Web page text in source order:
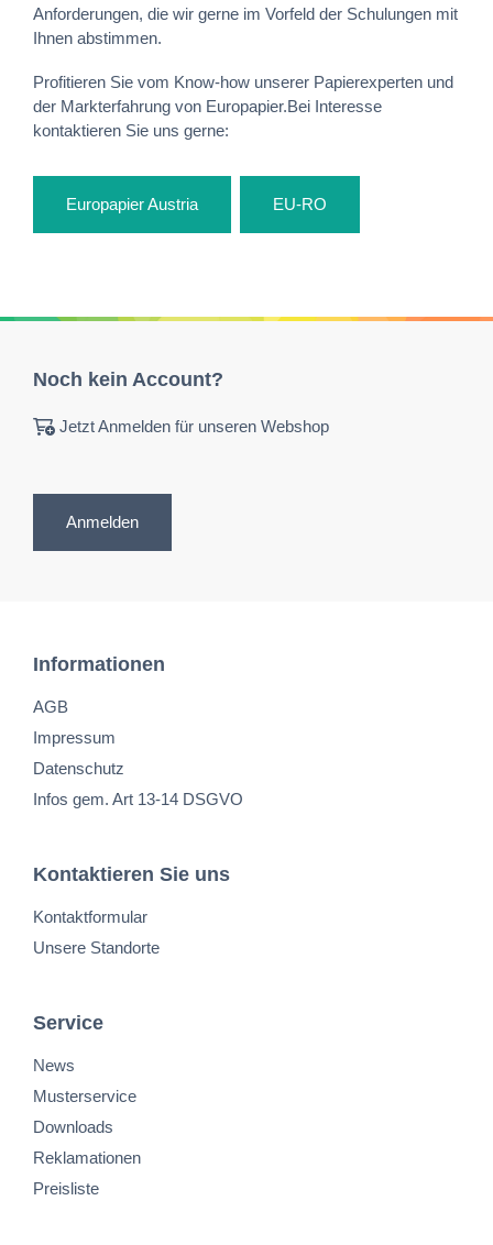
Anforderungen, die wir gerne im Vorfeld der Schulungen mit
Ihnen abstimmen.
Profitieren Sie vom Know-how unserer Papierexperten und
der Markterfahrung von Europapier.Bei Interesse
kontaktieren Sie uns gerne:
Europapier Austria EU-RO
Noch kein Account?
Jetzt Anmelden für unseren Webshop
Anmelden
Informationen
AGB
Impressum
Datenschutz
Infos gem. Art 13-14 DSGVO
Kontaktieren Sie uns
Kontaktformular
Unsere Standorte
Service
News
Musterservice
Downloads
Reklamationen
Preisliste